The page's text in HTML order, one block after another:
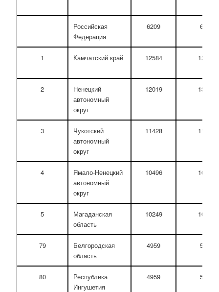
Российская
Федерация
6209 6710
1 Камчатский край 12584 13139
2
Ненецкий
автономный
округ
12019 13118
3
Чукотский
автономный
округ
11428 11660
4
Ямало-Ненецкий
автономный
округ
10496 10952
5
Магаданская
область
10249 10837
79
Белгородская
область
4959 5336
80
Республика
Ингушетия
4959 5215